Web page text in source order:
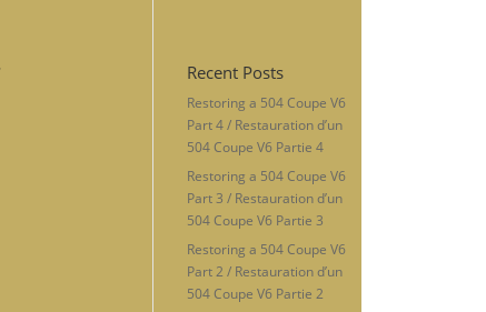
Recent Posts
Restoring a 504 Coupe V6
Part 4 / Restauration d’un
504 Coupe V6 Partie 4
Restoring a 504 Coupe V6
Part 3 / Restauration d’un
504 Coupe V6 Partie 3
Restoring a 504 Coupe V6
Part 2 / Restauration d’un
504 Coupe V6 Partie 2